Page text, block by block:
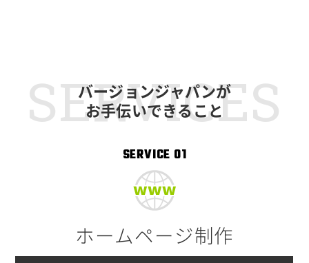
SERVICES
バージョンジャパンが
お手伝いできること
SERVICE 01
ホームページ制作